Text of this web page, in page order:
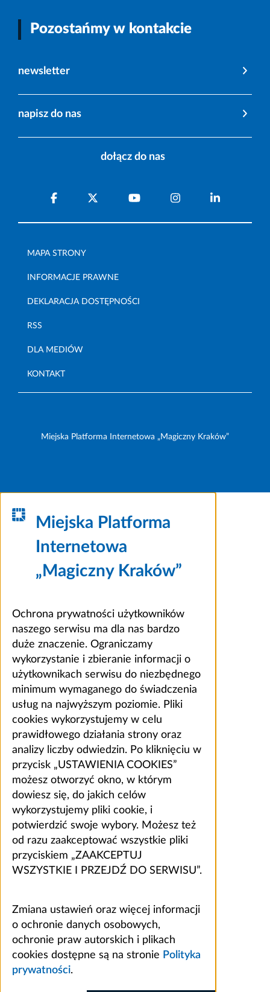
Pozostańmy w kontakcie
newsletter
napisz do nas
dołącz do nas
MAPA STRONY
INFORMACJE PRAWNE
DEKLARACJA DOSTĘPNOŚCI
RSS
DLA MEDIÓW
KONTAKT
Miejska Platforma Internetowa „Magiczny Kraków”
Miejska Platforma
Internetowa
„Magiczny Kraków”
Ochrona prywatności użytkowników
naszego serwisu ma dla nas bardzo
duże znaczenie. Ograniczamy
wykorzystanie i zbieranie informacji o
użytkownikach serwisu do niezbędnego
minimum wymaganego do świadczenia
usług na najwyższym poziomie. Pliki
cookies wykorzystujemy w celu
prawidłowego działania strony oraz
analizy liczby odwiedzin. Po kliknięciu w
przycisk „USTAWIENIA COOKIES”
możesz otworzyć okno, w którym
dowiesz się, do jakich celów
wykorzystujemy pliki cookie, i
potwierdzić swoje wybory. Możesz też
od razu zaakceptować wszystkie pliki
przyciskiem „ZAAKCEPTUJ
WSZYSTKIE I PRZEJDŹ DO SERWISU”.
Zmiana ustawień oraz więcej informacji
o ochronie danych osobowych,
ochronie praw autorskich i plikach
cookies dostępne są na stronie Polityka
prywatności.